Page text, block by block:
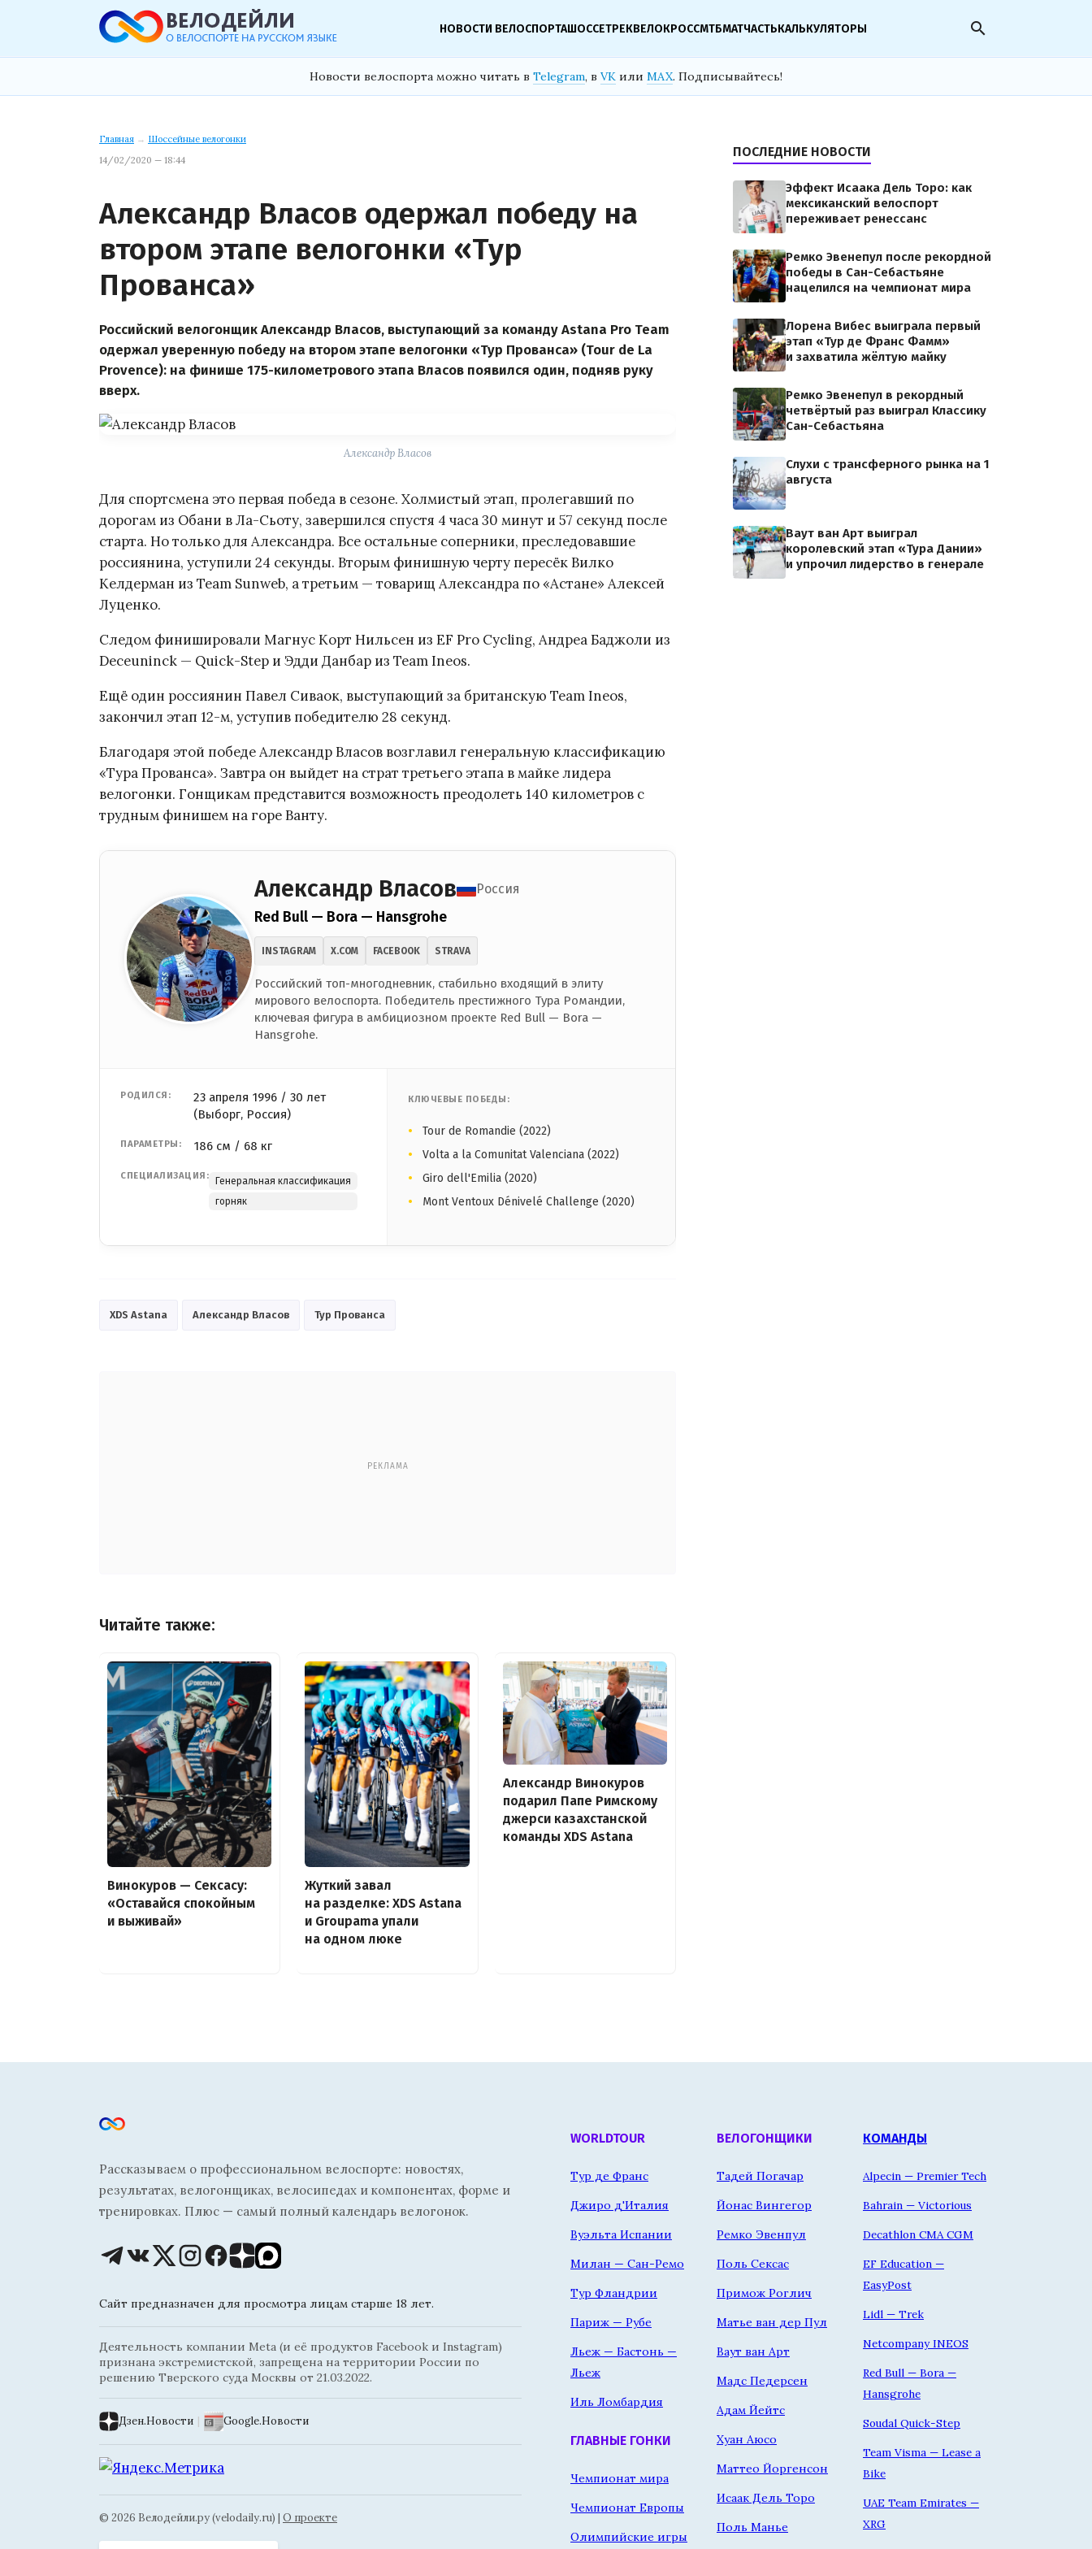
НОВОСТИ ВЕЛОСПОРТАШОССЕТРЕКВЕЛОКРОССМТБМАТЧАСТЬКАЛЬКУЛЯТОРЫ search
Новости велоспорта можно читать в Telegram, в VK или MAX. Подписывайтесь!
Главная → Шоссейные велогонки
14/02/2020 — 18:44
Александр Власов одержал победу на
втором этапе велогонки «Тур
Прованса»
Российский велогонщик Александр Власов, выступающий за команду Astana Pro Team
одержал уверенную победу на втором этапе велогонки «Тур Прованса» (Tour de La
Provence): на финише 175-километрового этапа Власов появился один, подняв руку
вверх.
Александр Власов
Для спортсмена это первая победа в сезоне. Холмистый этап, пролегавший по
дорогам из Обани в Ла-Сьоту, завершился спустя 4 часа 30 минут и 57 секунд после
старта. Но только для Александра. Все остальные соперники, преследовавшие
россиянина, уступили 24 секунды. Вторым финишную черту пересёк Вилко
Келдерман из Team Sunweb, а третьим — товарищ Александра по «Астане» Алексей
Луценко.
Следом финишировали Магнус Корт Нильсен из EF Pro Cycling, Андреа Баджоли из
Deceuninck — Quick-Step и Эдди Данбар из Team Ineos.
Ещё один россиянин Павел Сиваок, выступающий за британскую Team Ineos,
закончил этап 12-м, уступив победителю 28 секунд.
Благодаря этой победе Александр Власов возглавил генеральную классификацию
«Тура Прованса». Завтра он выйдет на страт третьего этапа в майке лидера
велогонки. Гонщикам представится возможность преодолеть 140 километров с
трудным финишем на горе Ванту.
Александр Власов Россия
Red Bull — Bora — Hansgrohe
INSTAGRAM X.COM FACEBOOK STRAVA
Российский топ-многодневник, стабильно входящий в элиту
мирового велоспорта. Победитель престижного Тура Романдии,
ключевая фигура в амбициозном проекте Red Bull — Bora —
Hansgrohe.
РОДИЛСЯ:
23 апреля 1996 / 30 лет
(Выборг, Россия)
ПАРАМЕТРЫ: 186 см / 68 кг
СПЕЦИАЛИЗАЦИЯ:
Генеральная классификация
горняк
КЛЮЧЕВЫЕ ПОБЕДЫ:
Tour de Romandie (2022)
Volta a la Comunitat Valenciana (2022)
Giro dell'Emilia (2020)
Mont Ventoux Dénivelé Challenge (2020)
XDS Astana Александр Власов Тур Прованса
РЕКЛАМА
Читайте также:
Винокуров — Сексасу:
«Оставайся спокойным
и выживай»
Жуткий завал
на разделке: XDS Astana
и Groupama упали
на одном люке
Александр Винокуров
подарил Папе Римскому
джерси казахстанской
команды XDS Astana
ПОСЛЕДНИЕ НОВОСТИ
Эффект Исаака Дель Торо: как
мексиканский велоспорт
переживает ренессанс
Ремко Эвенепул после рекордной
победы в Сан-Себастьяне
нацелился на чемпионат мира
Лорена Вибес выиграла первый
этап «Тур де Франс Фамм»
и захватила жёлтую майку
Ремко Эвенепул в рекордный
четвёртый раз выиграл Классику
Сан-Себастьяна
Слухи с трансферного рынка на 1
августа
Ваут ван Арт выиграл
королевский этап «Тура Дании»
и упрочил лидерство в генерале
Рассказываем о профессиональном велоспорте: новостях,
результатах, велогонщиках, велосипедах и компонентах, форме и
тренировках. Плюс — самый полный календарь велогонок.
Сайт предназначен для просмотра лицам старше 18 лет.
Деятельность компании Meta (и её продуктов Facebook и Instagram)
признана экстремистской, запрещена на территории России по
решению Тверского суда Москвы от 21.03.2022.
Дзен.Новости | Google.Новости
© 2026 Велодейли.ру (velodaily.ru) | О проекте
WORLDTOUR
Тур де Франс
Джиро д'Италия
Вуэльта Испании
Милан — Сан-Ремо
Тур Фландрии
Париж — Рубе
Льеж — Бастонь —
Льеж
Иль Ломбардия
ГЛАВНЫЕ ГОНКИ
Чемпионат мира
Чемпионат Европы
Олимпийские игры
ВЕЛОГОНЩИКИ
Тадей Погачар
Йонас Вингегор
Ремко Эвенпул
Поль Сексас
Примож Роглич
Матье ван дер Пул
Ваут ван Арт
Мадс Педерсен
Адам Йейтс
Хуан Аюсо
Маттео Йоргенсон
Исаак Дель Торо
Поль Манье
КОМАНДЫ
Alpecin — Premier Tech
Bahrain — Victorious
Decathlon CMA CGM
EF Education —
EasyPost
Lidl — Trek
Netcompany INEOS
Red Bull — Bora —
Hansgrohe
Soudal Quick-Step
Team Visma — Lease a
Bike
UAE Team Emirates —
XRG